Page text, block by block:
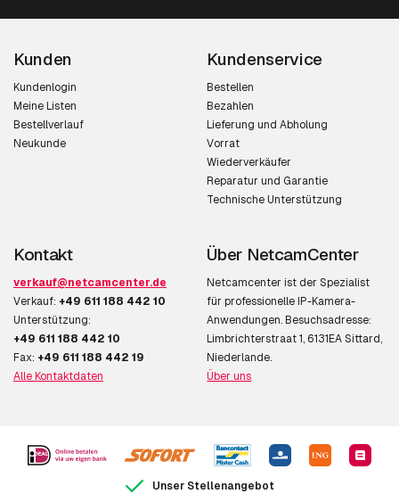
Gehäusematerial Aluminium, Polycarbonat
Schutzfunktion Vandalensicher
IK-Kodex
Kamera
Mindest Ablichtung 0,04 Lux
Drehungswinkel
Blickwinkel, vertikal
Kunden
Kundenlogin
Meine Listen
Bestellverlauf
Neukunde
Kundenservice
Bestellen
Bezahlen
Lieferung und Abholung
Vorrat
Wiederverkäufer
Reparatur und Garantie
Technische Unterstützung
Kontakt
verkauf@netcamcenter.de
Verkauf: +49 611 188 442 10
Unterstützung:
+49 611 188 442 10
Fax: +49 611 188 442 19
Alle Kontaktdaten
Über NetcamCenter
Netcamcenter ist der Spezialist
für professionelle IP-Kamera-
Anwendungen. Besuchsadresse:
Limbrichterstraat 1, 6131EA Sittard,
Niederlande.
Über uns
Unser Stellenangebot